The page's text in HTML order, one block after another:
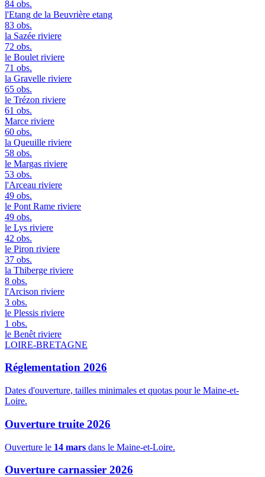
84 obs.
l'Etang de la Beuvrière etang
83 obs.
la Sazée riviere
72 obs.
le Boulet riviere
71 obs.
la Gravelle riviere
65 obs.
le Trézon riviere
61 obs.
Marce riviere
60 obs.
la Queuille riviere
58 obs.
le Margas riviere
53 obs.
l'Arceau riviere
49 obs.
le Pont Rame riviere
49 obs.
le Lys riviere
42 obs.
le Piron riviere
37 obs.
la Thiberge riviere
8 obs.
l'Arcison riviere
3 obs.
le Plessis riviere
1 obs.
le Benêt riviere
LOIRE-BRETAGNE
Réglementation 2026
Dates d'ouverture, tailles minimales et quotas pour le Maine-et-
Loire.
Ouverture truite 2026
Ouverture le 14 mars dans le Maine-et-Loire.
Ouverture carnassier 2026